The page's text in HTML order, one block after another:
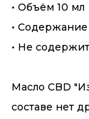
• Объём 10 мл
• Содержание
• Не
Масло CBD
составе нет